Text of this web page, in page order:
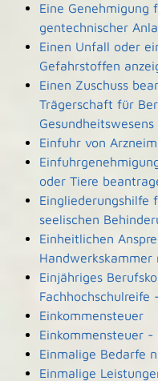
Eine Genehmigung
gentechnischer
Einen Unfall oder
Gefahrstoffen
Einen Zuschuss
Trägerschaft für
Gesundheitswesens
Einfuhr von
oder Tiere
Eingliederungshilfe
seelischen
Einheitlichen
Handwerkskammer
Einjähriges
Einkommensteuer
Einkommensteuer -
Einmalige Bedarfe
Einmalige